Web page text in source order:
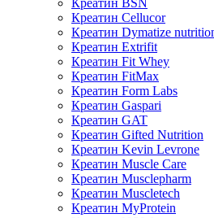
Креатин Cellucor
Креатин Dymatize
Креатин Extrifit
Креатин Fit Whey
Креатин FitMax
Креатин Form Labs
Креатин Gaspari
Креатин GAT
Креатин Gifted Nutrition
Креатин Kevin Levrone
Креатин Muscle Care
Креатин Musclepharm
Креатин Muscletech
Креатин MyProtein